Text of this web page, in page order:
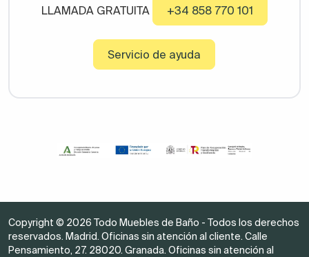
LLAMADA GRATUITA +34 858 770 101
Servicio de ayuda
Copyright © 2026 Todo Muebles de Baño - Todos los derechos
reservados. Madrid. Oficinas sin atención al cliente. Calle
Pensamiento, 27. 28020. Granada. Oficinas sin atención al